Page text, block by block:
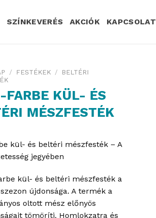
SZÍNKEVERÉS AKCIÓK KAPCSOLAT
/ FESTÉKEK /
BELTÉRI
FARBE KÜL- ÉS
MÉSZFESTÉK
kül- és beltéri mészfesték – A
jegyében
kül- és beltéri mészfesték a
újdonsága. A termék a
oltott mész előnyös
tömöríti. Homlokzatra és